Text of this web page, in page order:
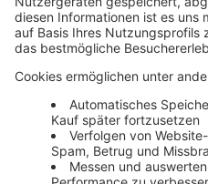
Haufe Media Sales
Alle Werbeformen,
Ort. Haufe Media Sales
Überblick um
buchen und schnell